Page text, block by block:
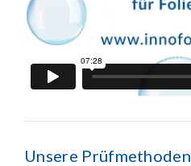
Unsere Prüfmethoden